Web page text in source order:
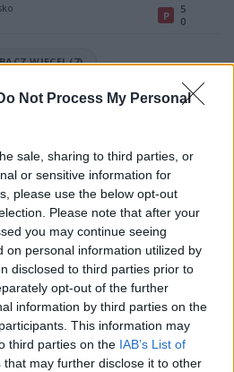
Not Process My Personal
sale, sharing to third parties, or
or sensitive information for
please use the below opt-out
Please note that after your
you may continue seeing
on personal information utilized by
disclosed to third parties prior to
opt-out of the further
information by third parties on the
This information may
third parties on the IAB’s List of
that may further disclose it to other
P
5
0
WIĘCEJ (7)
(Krosno > Klasa B, gr. II)
znajdzieszwynik meczu, strzelców
i informacje o przebiegu
danych dla kibiców i pasjonatów
nie widzisz tutaj danych z pewnością
Zryw Dydnia
publikujemyoficjalny wynik
jeśli są dostępne.
dostępny jest tutaj:Krosno > Klasa B,